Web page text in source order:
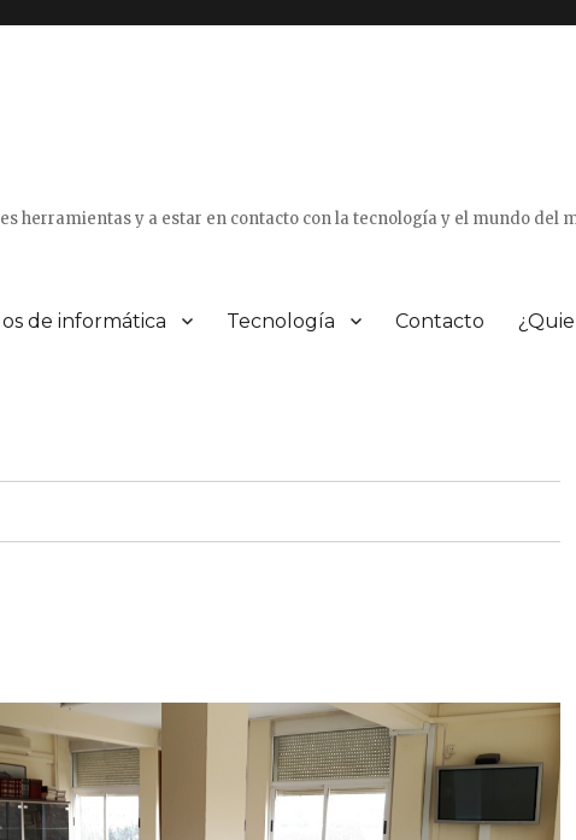
herramientas y a estar en contacto con la tecnología y el mundo del
de informática Tecnología Contacto